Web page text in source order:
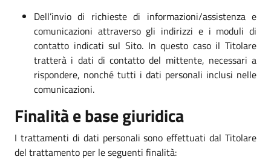
Dell’invio di richieste di informazioni/assistenza e
comunicazioni attraverso gli indirizzi e i moduli di
contatto indicati sul Sito. In questo caso il Titolare
tratterà i dati di contatto del mittente, necessari a
rispondere, nonché tutti i dati personali inclusi nelle
comunicazioni.
Finalità e base giuridica
I trattamenti di dati personali sono effettuati dal Titolare
del trattamento per le seguenti finalità: